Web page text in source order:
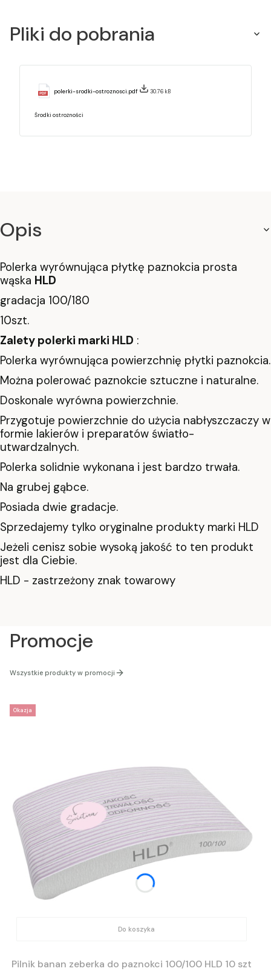
Pliki do pobrania
polerki-srodki-ostroznosci.pdf 30.76 kB
Środki ostrożności
Opis
Polerka wyrównująca płytkę paznokcia prosta
wąska HLD
gradacja 100/180
10szt.
Zalety polerki marki HLD :
Polerka wyrównująca powierzchnię płytki paznokcia.
Można polerować paznokcie sztuczne i naturalne.
Doskonale wyrówna powierzchnie.
Przygotuje powierzchnie do użycia nabłyszczaczy w
formie lakierów i preparatów światło-
utwardzalnych.
Polerka solidnie wykonana i jest bardzo trwała.
Na grubej gąbce.
Posiada dwie gradacje.
Sprzedajemy tylko oryginalne produkty marki HLD
Jeżeli cenisz sobie wysoką jakość to ten produkt
jest dla Ciebie.
HLD - zastrzeżony znak towarowy
Promocje
Wszystkie produkty w promocji
Okazja
Do koszyka
Pilnik banan zeberka do paznokci 100/100 HLD 10 szt